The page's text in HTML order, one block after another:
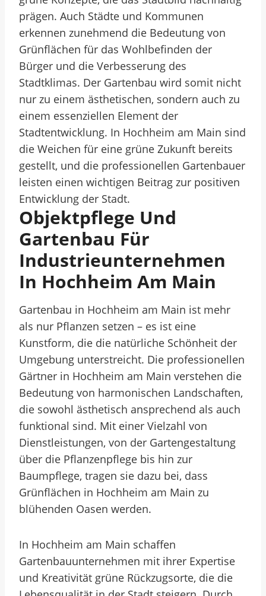
prägen. Auch Städte und Kommunen
erkennen zunehmend die Bedeutung von
Grünflächen für das Wohlbefinden der
Bürger und die Verbesserung des
Stadtklimas. Der Gartenbau wird somit nicht
nur zu einem ästhetischen, sondern auch zu
einem essenziellen Element der
Stadtentwicklung. In Hochheim am Main sind
die Weichen für eine grüne Zukunft bereits
gestellt, und die professionellen Gartenbauer
leisten einen wichtigen Beitrag zur positiven
Entwicklung der Stadt.
Objektpflege Und
Gartenbau Für
Industrieunternehmen
In Hochheim Am Main
Gartenbau in Hochheim am Main ist mehr
als nur Pflanzen setzen – es ist eine
Kunstform, die die natürliche Schönheit der
Umgebung unterstreicht. Die professionellen
Gärtner in Hochheim am Main verstehen die
Bedeutung von harmonischen Landschaften,
die sowohl ästhetisch ansprechend als auch
funktional sind. Mit einer Vielzahl von
Dienstleistungen, von der Gartengestaltung
über die Pflanzenpflege bis hin zur
Baumpflege, tragen sie dazu bei, dass
Grünflächen in Hochheim am Main zu
blühenden Oasen werden.
In Hochheim am Main schaffen
Gartenbauunternehmen mit ihrer Expertise
und Kreativität grüne Rückzugsorte, die die